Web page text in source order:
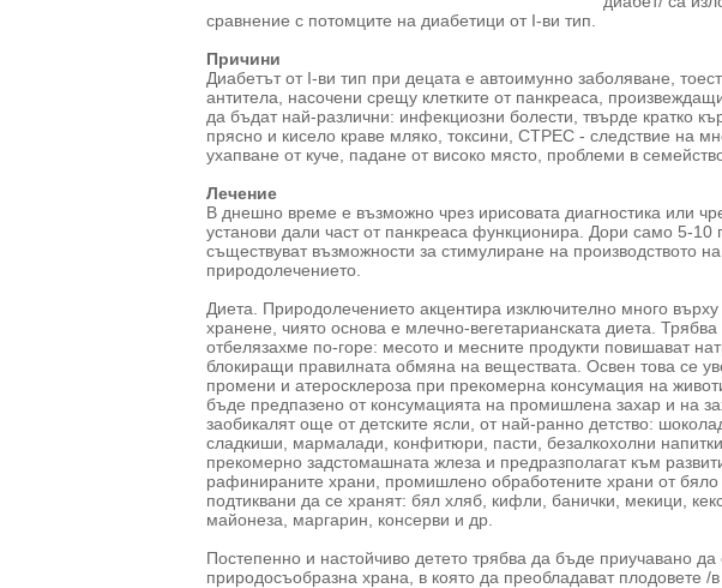
сравнение с потомците на диабетици от I-ви тип.
Причини
Диабетът от I-ви тип при децата е автоимунно заболяване,
антитела, насочени срещу клетките от панкреаса,
да бъдат най-различни: инфекциозни болести, твърде кратко
прясно и кисело краве мляко, токсини, СТРЕС - следствие на
ухапване от куче, падане от високо място, проблеми в
Лечение
В днешно време е възможно чрез ирисовата диагностика или
установи дали част от панкреаса функционира. Дори само 5-10
съществуват възможности за стимулиране на производството
природолечението.
Диета. Природолечението акцентира изключително много
хранене, чиято основа е млечно-вегетарианската диета.
отбелязахме по-горе: месото и месните продукти повишават
блокиращи правилната обмяна на веществата. Освен това се
промени и атеросклероза при прекомерна консумация на
бъде предпазено от консумацията на промишлена захар и на
заобикалят още от детските ясли, от най-ранно детство:
сладкиши, мармалади, конфитюри, пасти, безалкохолни
прекомерно задстомашната жлеза и предразполагат към
рафинираните храни, промишлено обработените храни от
подтиквани да се хранят: бял хляб, кифли, банички, мекици,
майонеза, маргарин, консерви и др.
Постепенно и настойчиво детето трябва да бъде приучавано да
природосъобразна храна, в която да преобладават плодовете /